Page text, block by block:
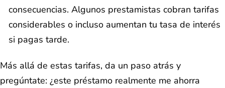
consecuencias. Algunos prestamistas cobran tarifas
considerables o incluso aumentan tu tasa de interés
si pagas tarde.
Más allá de estas tarifas, da un paso atrás y
pregúntate: ¿este préstamo realmente me ahorra